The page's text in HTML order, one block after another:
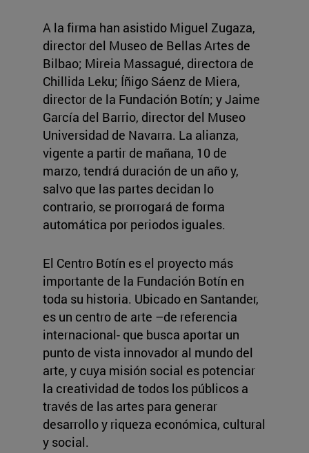
A la firma han asistido Miguel Zugaza,
director del Museo de Bellas Artes de
Bilbao; Mireia Massagué, directora de
Chillida Leku; Íñigo Sáenz de Miera,
director de la Fundación Botín; y Jaime
García del Barrio, director del Museo
Universidad de Navarra. La alianza,
vigente a partir de mañana, 10 de
marzo, tendrá duración de un año y,
salvo que las partes decidan lo
contrario, se prorrogará de forma
automática por periodos iguales.
El Centro Botín es el proyecto más
importante de la Fundación Botín en
toda su historia. Ubicado en Santander,
es un centro de arte –de referencia
internacional- que busca aportar un
punto de vista innovador al mundo del
arte, y cuya misión social es potenciar
la creatividad de todos los públicos a
través de las artes para generar
desarrollo y riqueza económica, cultural
y social.